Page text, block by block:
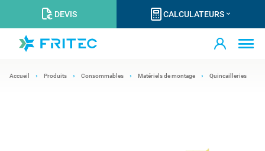
DEVIS CALCULATEURS
Accueil Produits Consommables Matériels de montage Quincailleries